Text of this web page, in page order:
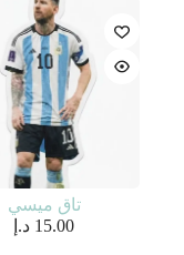
تاق ميسي
15.00 د.إ